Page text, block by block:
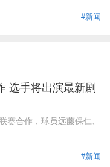
#新闻
选手将出演最新剧
赛合作，球员远藤保仁、
#新闻